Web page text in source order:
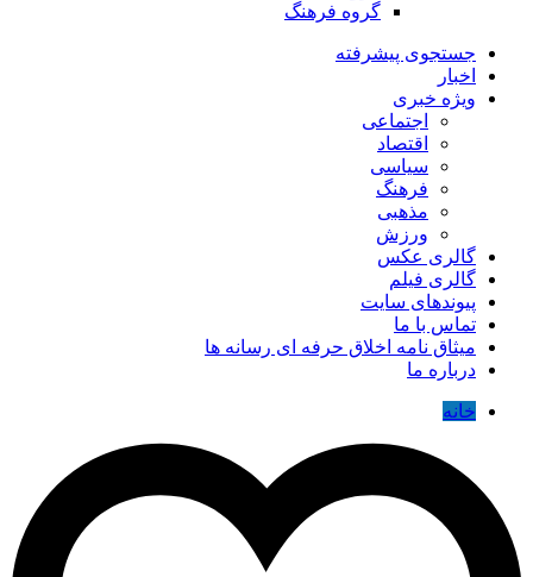
گروه فرهنگ
جستجوی پیشرفته
اخبار
ویژه خبری
اجتماعی
اقتصاد
سیاسی
فرهنگ
مذهبی
ورزش
گالری عکس
گالری فیلم
پیوندهای سایت
تماس با ما
میثاق نامه اخلاق حرفه ای رسانه ها
درباره ما
خانه